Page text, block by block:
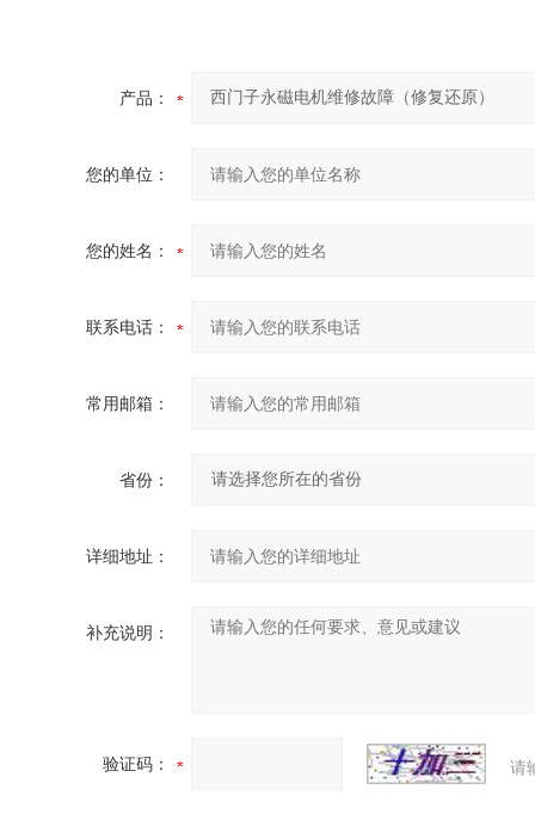
产品：
您的单位：
您的姓名：
联系电话：
常用邮箱：
省份：
详细地址：
补充说明：
验证码： 请